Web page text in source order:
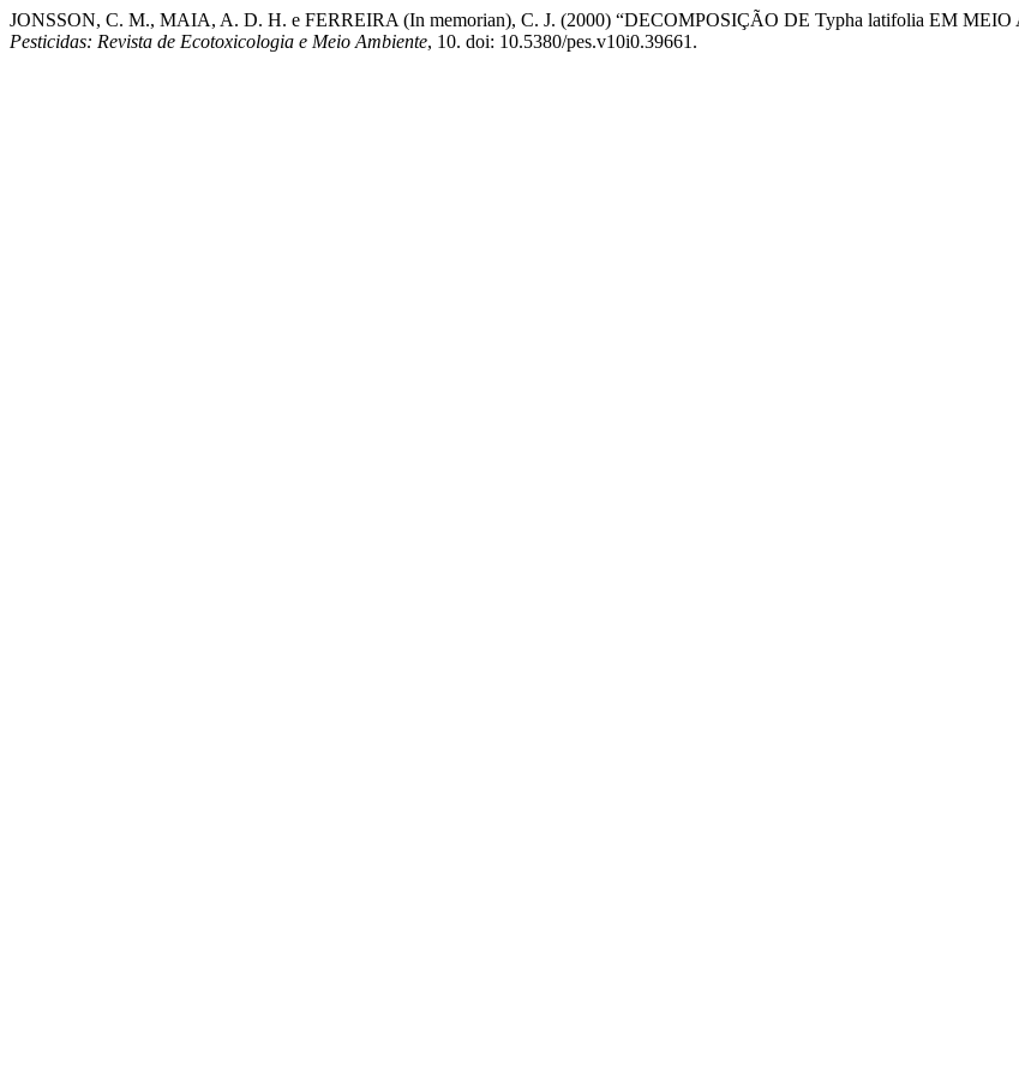
JONSSON, C. M., MAIA, A. D. H. e FERREIRA (In memorian), C. J. (2000) “DECOMPOSIÇÃO DE Typha latifolia EM
Pesticidas: Revista de Ecotoxicologia e Meio Ambiente, 10. doi: 10.5380/pes.v10i0.39661.